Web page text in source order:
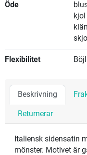
Öde
kjol
Flexibilitet
Beskrivning
Returnerar
Italiensk sidensatin
mönster. Motivet är